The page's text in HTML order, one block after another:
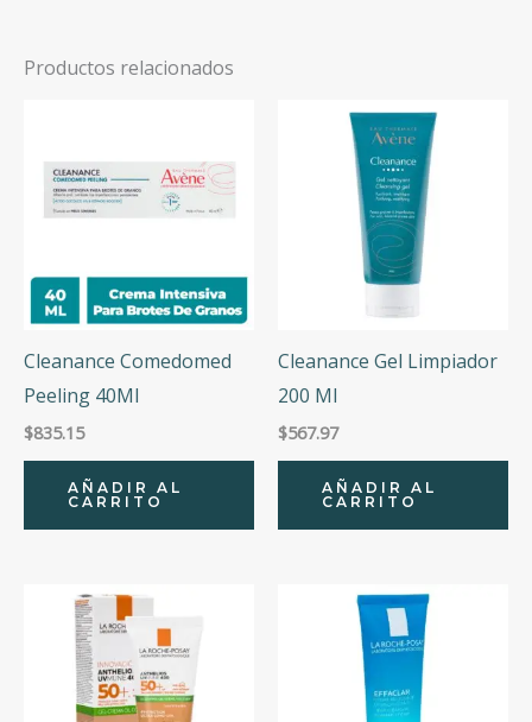
Productos relacionados
Cleanance Comedomed
Peeling 40Ml
$835.15
AÑADIR AL
CARRITO
Cleanance Gel Limpiador
200 Ml
$567.97
AÑADIR AL
CARRITO